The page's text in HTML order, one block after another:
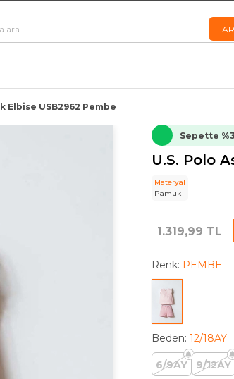
Elbise USB2962 Pembe
Sepette
U.S. Polo
Materyal
Pamuk
1.319,99 TL
Renk: PEMBE
Beden: 12/18AY
6/9AY 9/12AY